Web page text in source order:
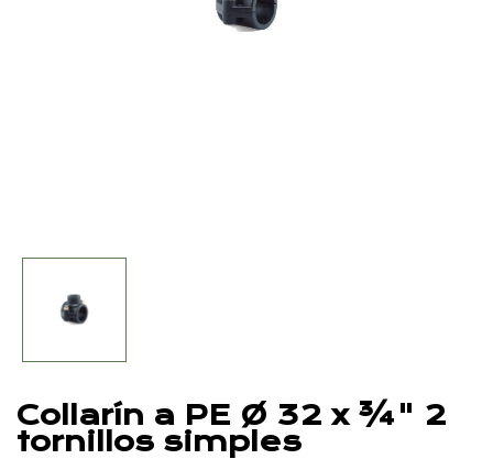
Collarín a PE Ø 32 x ¾" 2
tornillos simples